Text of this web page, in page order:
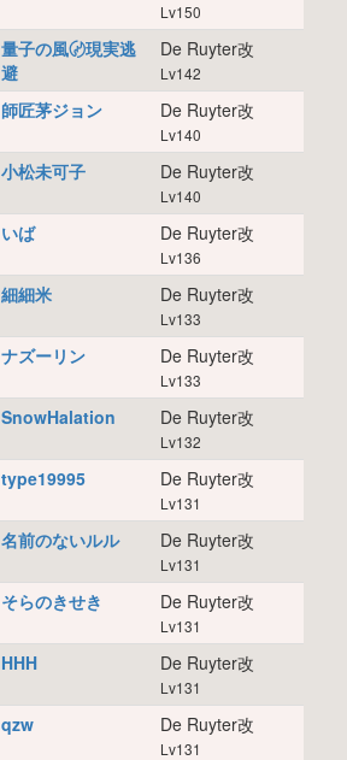
Lv150
量子の風〄現実逃
避
De Ruyter改
Lv142
師匠茅ジョン De Ruyter改
Lv140
小松未可子 De Ruyter改
Lv140
いば De Ruyter改
Lv136
細細米 De Ruyter改
Lv133
ナズーリン De Ruyter改
Lv133
SnowHalation De Ruyter改
Lv132
type19995 De Ruyter改
Lv131
名前のないルル De Ruyter改
Lv131
そらのきせき De Ruyter改
Lv131
HHH De Ruyter改
Lv131
qzw De Ruyter改
Lv131